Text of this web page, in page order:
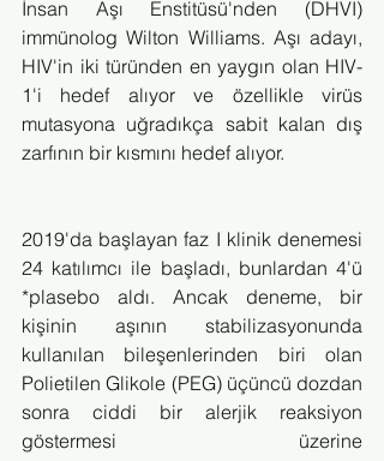
İnsan Aşı Enstitüsü'nden (DHVI)
immünolog Wilton Williams. Aşı adayı,
HIV'in iki türünden en yaygın olan HIV-
1'i hedef alıyor ve özellikle virüs
mutasyona uğradıkça sabit kalan dış
zarfının bir kısmını hedef alıyor.
2019'da başlayan faz I klinik denemesi
24 katılımcı ile başladı, bunlardan 4'ü
*plasebo aldı. Ancak deneme, bir
kişinin aşının stabilizasyonunda
kullanılan bileşenlerinden biri olan
Polietilen Glikole (PEG) üçüncü dozdan
sonra ciddi bir alerjik reaksiyon
göstermesi üzerine